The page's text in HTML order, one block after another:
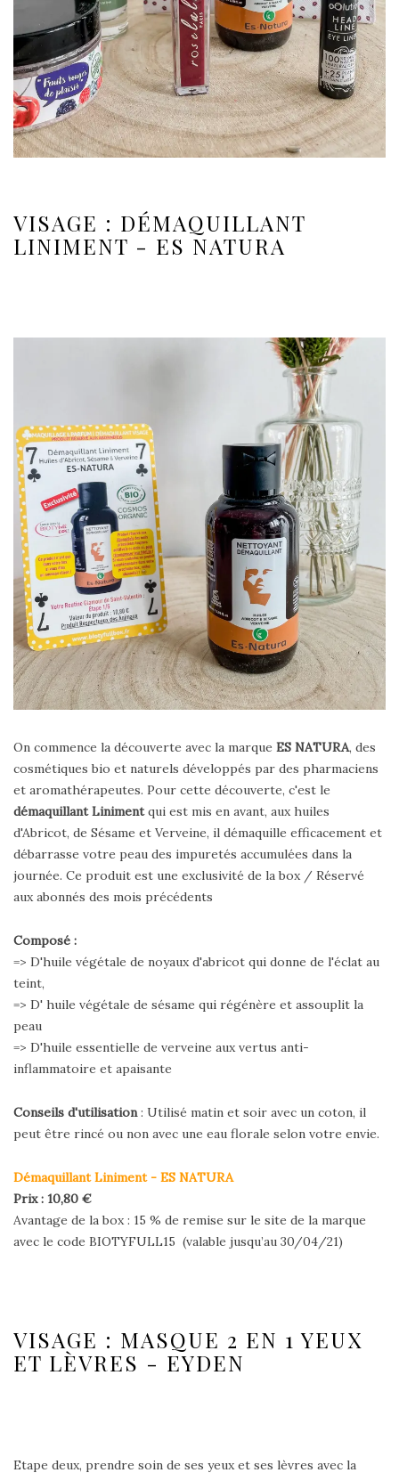
VISAGE : DÉMAQUILLANT
LINIMENT - ES NATURA
On commence la découverte avec la marque ES NATURA, des
cosmétiques bio et naturels développés par des pharmaciens
et aromathérapeutes. Pour cette découverte, c'est le
démaquillant Linimentqui est mis en avant, aux huiles
d'Abricot, de Sésame et Verveine, il démaquille efficacement et
débarrasse votre peau des impuretés accumulées dans la
journée. Ce produit est une exclusivité de la box / Réservé
aux abonnés des mois précédents
Composé :
=> D'huile végétale de noyaux d'abricot qui donne de l'éclat au
teint,
=> D' huile végétale de sésame qui régénère et assouplit la
peau
=> D'huile essentielle de verveine aux vertus anti-
inflammatoire et apaisante
Conseils d'utilisation: Utilisé matin et soir avec un coton, il
peut être rincé ou non avec une eau florale selon votre envie.
Démaquillant Liniment - ES NATURA
Prix : 10,80 €
Avantage de la box : 15 % de remise sur le site de la marque
avec le code BIOTYFULL15 (valable jusqu’au 30/04/21)
VISAGE : MASQUE 2 EN 1 YEUX
ET LÈVRES - EYDEN
Etape deux, prendre soin de ses yeux et ses lèvres avec la